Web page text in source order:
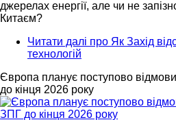
джерелах енергії, але чи не
Китаєм?
Читати далі про Як Захід
технологій
Європа планує поступово
до кінця 2026 року